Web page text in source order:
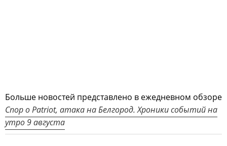
Больше новостей представлено в ежедневном обзоре
Спор о Patriot, атака на Белгород. Хроники событий на
утро 9 августа